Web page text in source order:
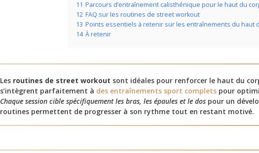
11 Parcours d’entraînement calisthénique pour le haut du
12 FAQ sur les routines de street workout
13 Points essentiels à retenir sur les entraînements du haut
14 À retenir
Les routines de street workout sont idéales pour renforcer le haut du
s’intègrent parfaitement à des entraînements sport complets pour
Chaque session cible spécifiquement les bras, les épaules et le dos pour un
routines permettent de progresser à son rythme tout en restant motivé.